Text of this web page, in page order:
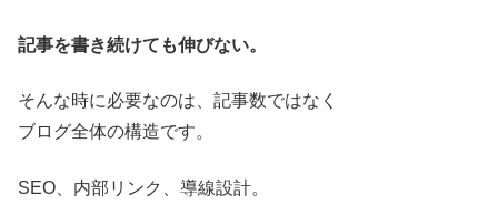
記事を書き続けても伸びない。
そんな時に必要なのは、記事数ではなく
ブログ全体の構造です。
SEO、内部リンク、導線設計。